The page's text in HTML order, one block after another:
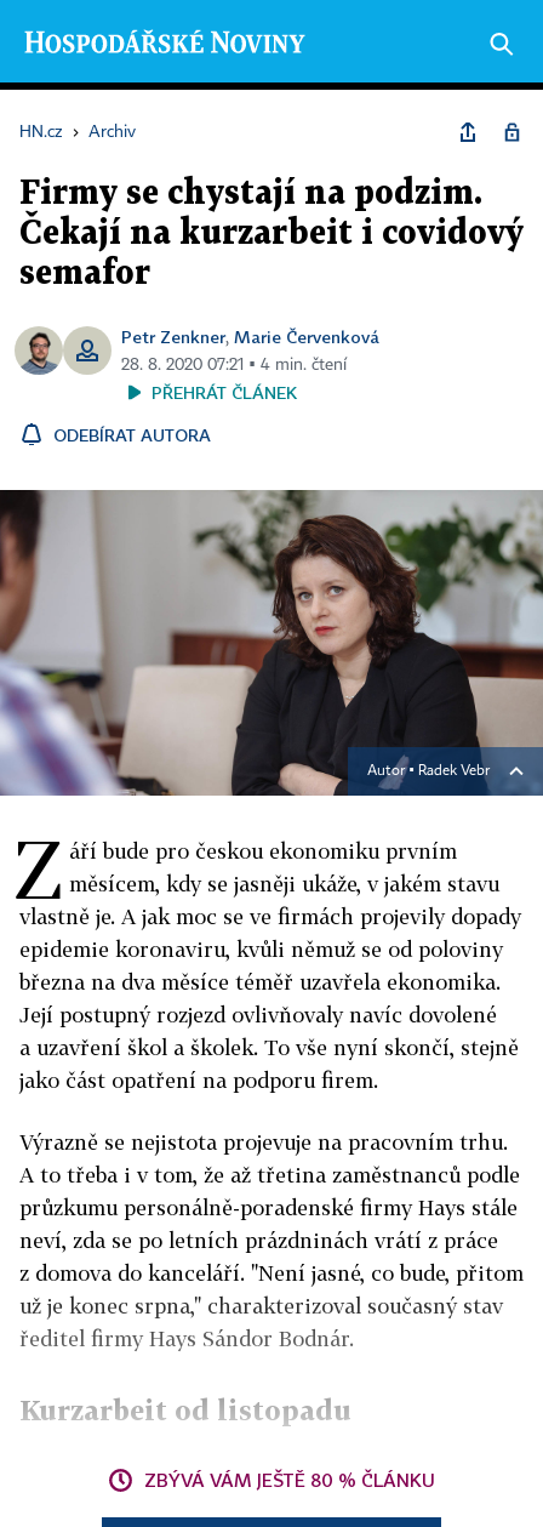
HN.cz › Archiv
Firmy se chystají na podzim.
Čekají na kurzarbeit i covidový
semafor
Petr Zenkner, Marie Červenková
28. 8. 2020 07:21 ▪ 4 min. čtení
PŘEHRÁT ČLÁNEK
ODEBÍRAT AUTORA
Autor ▪ Radek Vebr
Z áří bude pro českou ekonomiku prvním
měsícem, kdy se jasněji ukáže, v jakém stavu
vlastně je. A jak moc se ve firmách projevily dopady
epidemie koronaviru, kvůli němuž se od poloviny
března na dva měsíce téměř uzavřela ekonomika.
Její postupný rozjezd ovlivňovaly navíc dovolené
a uzavření škol a školek. To vše nyní skončí, stejně
jako část opatření na podporu firem.
Výrazně se nejistota projevuje na pracovním trhu.
A to třeba i v tom, že až třetina zaměstnanců podle
průzkumu personálně-poradenské firmy Hays stále
neví, zda se po letních prázdninách vrátí z práce
z domova do kanceláří. "Není jasné, co bude, přitom
už je konec srpna," charakterizoval současný stav
ředitel firmy Hays Sándor Bodnár.
Kurzarbeit od listopadu
ZBÝVÁ VÁM JEŠTĚ 80 % ČLÁNKU